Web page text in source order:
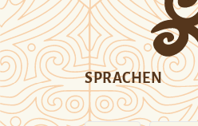
SPRACHEN